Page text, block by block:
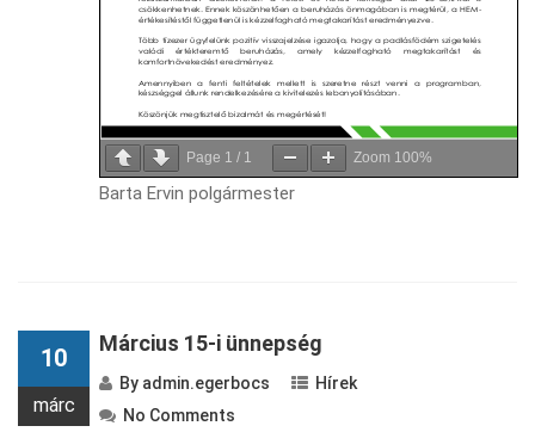
Page 1 / 1 Zoom 100%
Barta Ervin polgármester
10
márc
Március 15-i ünnepség
By admin.egerbocs
Hírek
No Comments